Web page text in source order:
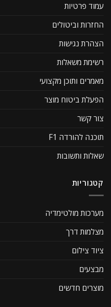
עמוד פרטיות
החזרות וביטולים
הצהרת נגישות
רשימת משאלות
מאמרים ותוכן מקצועי
הפעלת ביטוח מוצר
צור קשר
תוכנה להורדה F1
שאלות ותשובות
קטגוריות
מערכות מולטימדיה
מצלמות דרך
ציוד צילום
מבצעים
מוצרים חדשים